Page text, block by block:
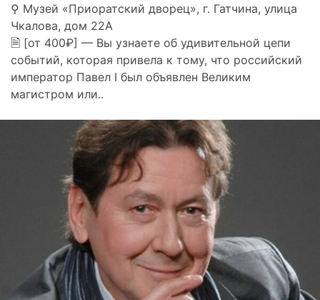
⚲ Музей «Приоратский дворец», г. Гатчина, улица
Чкалова, дом 22А
🗎 [от 400₽] — Вы узнаете об удивительной цепи
событий, которая привела к тому, что российский
император Павел I был объявлен Великим
магистром или..